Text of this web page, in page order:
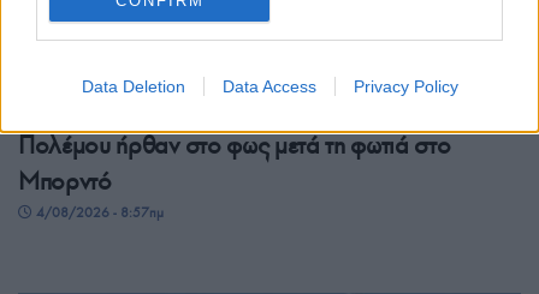
Data Deletion Data Access Privacy Policy
Πολέμου ήρθαν στο φως μετά τη φωτιά στο
Μπορντό
4/08/2026 - 8:57πμ